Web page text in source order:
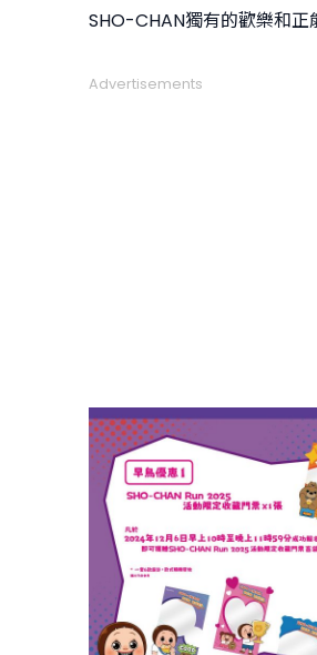
SHO-CHAN獨有的歡樂和正
Advertisements